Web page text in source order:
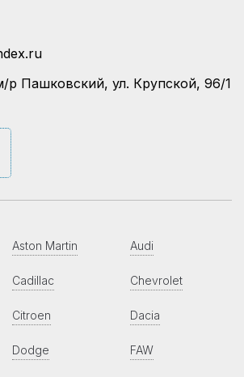
р Пашковский, ул. Крупской, 96/1
Aston Martin Audi
Cadillac Chevrolet
Citroen Dacia
Dodge FAW